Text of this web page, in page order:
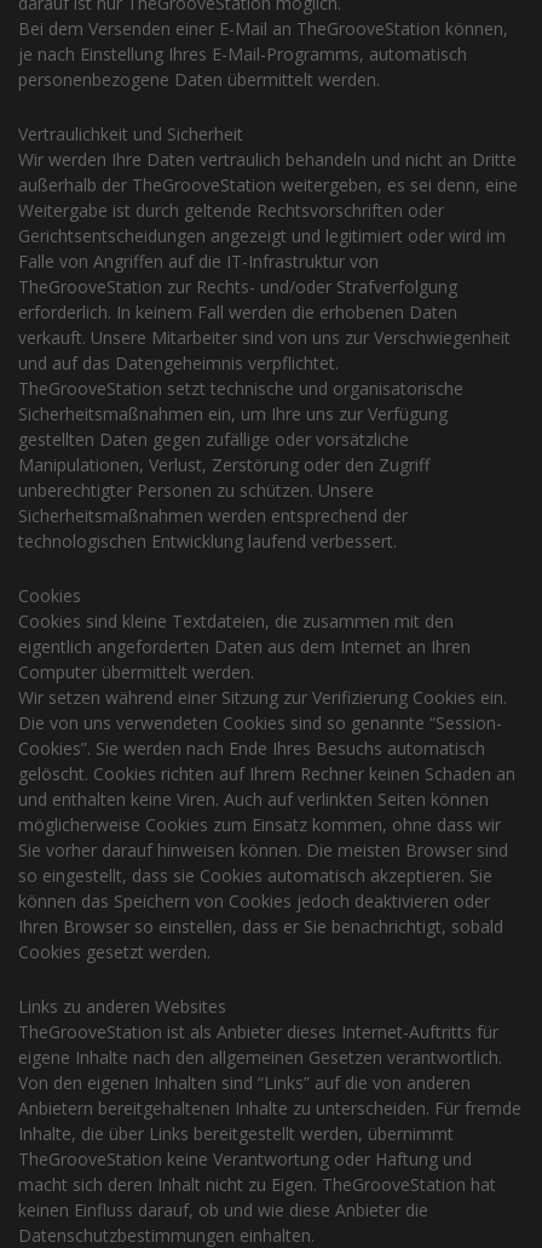
Bei dem Versenden einer E-Mail an TheGrooveStation können,
je nach Einstellung Ihres E-Mail-Programms, automatisch
personenbezogene Daten übermittelt werden.
Vertraulichkeit und Sicherheit
Wir werden Ihre Daten vertraulich behandeln und nicht an Dritte
außerhalb der TheGrooveStation weitergeben, es sei denn, eine
Weitergabe ist durch geltende Rechtsvorschriften oder
Gerichtsentscheidungen angezeigt und legitimiert oder wird im
Falle von Angriffen auf die IT-Infrastruktur von
TheGrooveStation zur Rechts- und/oder Strafverfolgung
erforderlich. In keinem Fall werden die erhobenen Daten
verkauft. Unsere Mitarbeiter sind von uns zur Verschwiegenheit
und auf das Datengeheimnis verpflichtet.
TheGrooveStation setzt technische und organisatorische
Sicherheitsmaßnahmen ein, um Ihre uns zur Verfügung
gestellten Daten gegen zufällige oder vorsätzliche
Manipulationen, Verlust, Zerstörung oder den Zugriff
unberechtigter Personen zu schützen. Unsere
Sicherheitsmaßnahmen werden entsprechend der
technologischen Entwicklung laufend verbessert.
Cookies
Cookies sind kleine Textdateien, die zusammen mit den
eigentlich angeforderten Daten aus dem Internet an Ihren
Computer übermittelt werden.
Wir setzen während einer Sitzung zur Verifizierung Cookies ein.
Die von uns verwendeten Cookies sind so genannte “Session-
Cookies”. Sie werden nach Ende Ihres Besuchs automatisch
gelöscht. Cookies richten auf Ihrem Rechner keinen Schaden an
und enthalten keine Viren. Auch auf verlinkten Seiten können
möglicherweise Cookies zum Einsatz kommen, ohne dass wir
Sie vorher darauf hinweisen können. Die meisten Browser sind
so eingestellt, dass sie Cookies automatisch akzeptieren. Sie
können das Speichern von Cookies jedoch deaktivieren oder
Ihren Browser so einstellen, dass er Sie benachrichtigt, sobald
Cookies gesetzt werden.
Links zu anderen Websites
TheGrooveStation ist als Anbieter dieses Internet-Auftritts für
eigene Inhalte nach den allgemeinen Gesetzen verantwortlich.
Von den eigenen Inhalten sind “Links” auf die von anderen
Anbietern bereitgehaltenen Inhalte zu unterscheiden. Für fremde
Inhalte, die über Links bereitgestellt werden, übernimmt
TheGrooveStation keine Verantwortung oder Haftung und
macht sich deren Inhalt nicht zu Eigen. TheGrooveStation hat
keinen Einfluss darauf, ob und wie diese Anbieter die
Datenschutzbestimmungen einhalten.